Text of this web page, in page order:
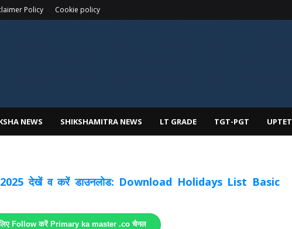
Policy Cookie policy
NEWS SHIKSHAMITRA NEWS LT GRADE TGT-PGT UPTET
वर्ष 2025 देखें व करें डाउनलोड: Download Holidays List Basic
Follow करें Primary ka master .co चैनल